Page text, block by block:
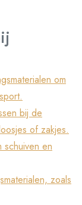
om
bij de
of zakjes.
schuiven en
zoals